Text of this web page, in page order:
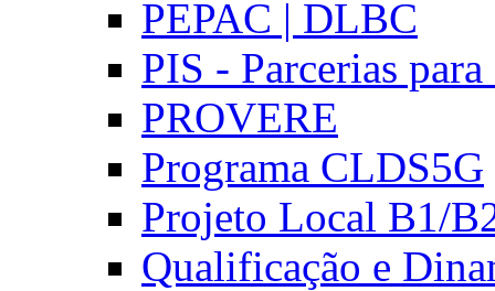
PEPAC | DLBC
PIS - Parcerias
PROVERE
Programa CLDS5G
Projeto Local B1/
Qualificação e